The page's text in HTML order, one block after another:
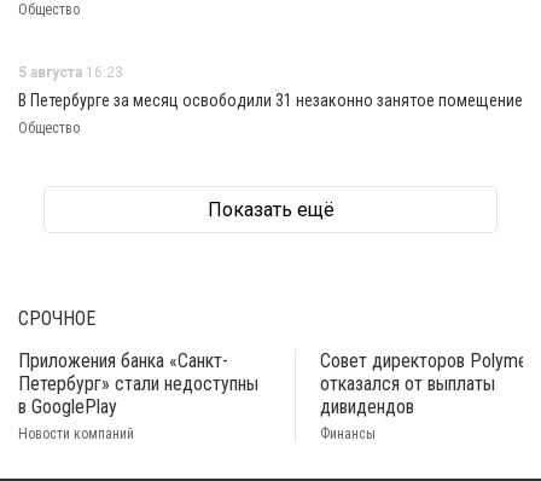
Общество
5 августа 16:23
В Петербурге за месяц освободили 31 незаконно занятое помещение
Общество
Показать ещё
СРОЧНОЕ
Приложения банка «Санкт-
Петербург» стали недоступны
в GooglePlay
Новости компаний
Совет директоров
отказался от выплаты
дивидендов
Финансы